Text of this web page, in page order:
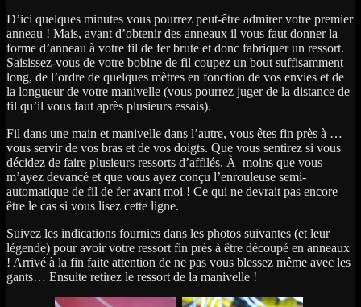
D’ici quelques minutes vous pourrez peut-être admirer votre premier
anneau ! Mais, avant d’obtenir des anneaux il vous faut donner la
forme d’anneau à votre fil de fer brute et donc fabriquer un ressort.
Saisissez-vous de votre bobine de fil coupez un bout suffisamment
long, de l’ordre de quelques mètres en fonction de vos envies et de
la longueur de votre manivelle (vous pourrez juger de la distance de
fil qu’il vous faut après plusieurs essais).
Fil dans une main et manivelle dans l’autre, vous êtes fin près à …
vous servir de vos bras et de vos doigts. Que vous sentirez si vous
décidez de faire plusieurs ressorts d’affilés. À moins que vous
m’ayez devancé et que vous ayez conçu l’enrouleuse semi-
automatique de fil de fer avant moi ! Ce qui ne devrait pas encore
être le cas si vous lisez cette ligne.
Suivez les indications fournies dans les photos suivantes (et leur
légende) pour avoir votre ressort fin près à être découpé en anneaux
! Arrivé à la fin faite attention de ne pas vous blessez même avec les
gants… Ensuite retirez le ressort de la manivelle !